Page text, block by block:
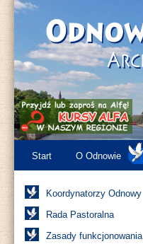
Start O Odnowie
Koordynatorzy Odnowy
Rada Pastoralna
Zasady funkcjonowania